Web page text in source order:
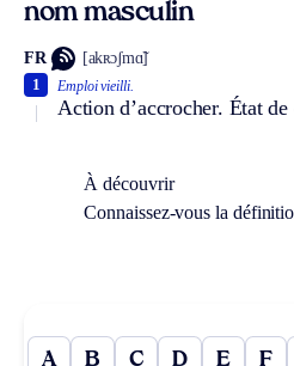
nom masculin
FR [akʀɔʃmɑ̃]
Emploi vieilli.
Action d’accrocher. État
1
À découvrir
Connaissez-vous la
A B C D E F